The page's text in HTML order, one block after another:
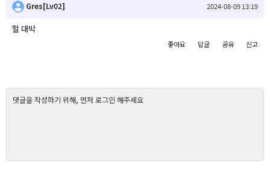
Gres[Lv02] 2024-08-09 13:19
헐 대박
좋아요 답글 공유 신고
댓글을 작성하기 위해, 먼저 로그인 해주세요